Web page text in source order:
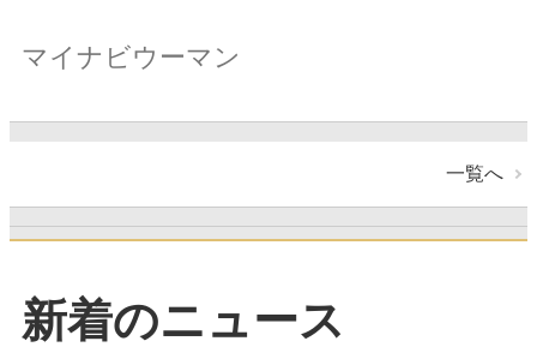
マイナビウーマン
一覧へ
新着のニュース